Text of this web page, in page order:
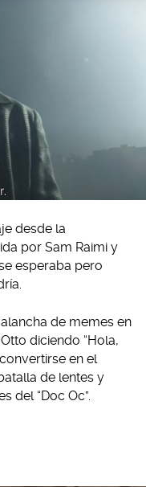
desde la
por Sam Raimi y
esperaba pero
de memes en
diciendo “Hola,
en el
de lentes y
del “Doc Oc”.